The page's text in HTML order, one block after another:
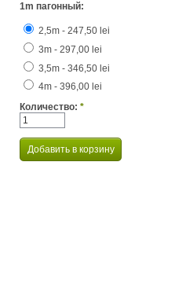
1m пагонный:
2,5m - 247,50 lei
3m - 297,00 lei
3,5m - 346,50 lei
4m - 396,00 lei
Количество: *